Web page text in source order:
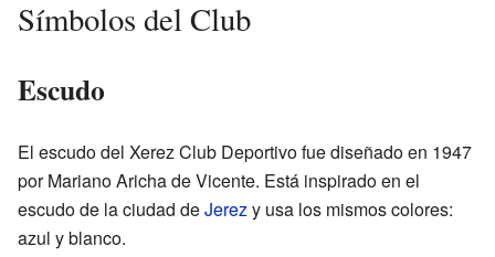
Símbolos del Club
Escudo
El escudo del Xerez Club Deportivo fue diseñado en 1947
por Mariano Aricha de Vicente. Está inspirado en el
escudo de la ciudad deJerezy usa los mismos colores:
azul y blanco.